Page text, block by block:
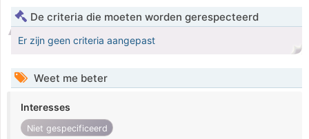
De criteria die moeten worden gerespecteerd
Er zijn geen criteria aangepast
Weet me beter
Interesses
Niet gespecificeerd